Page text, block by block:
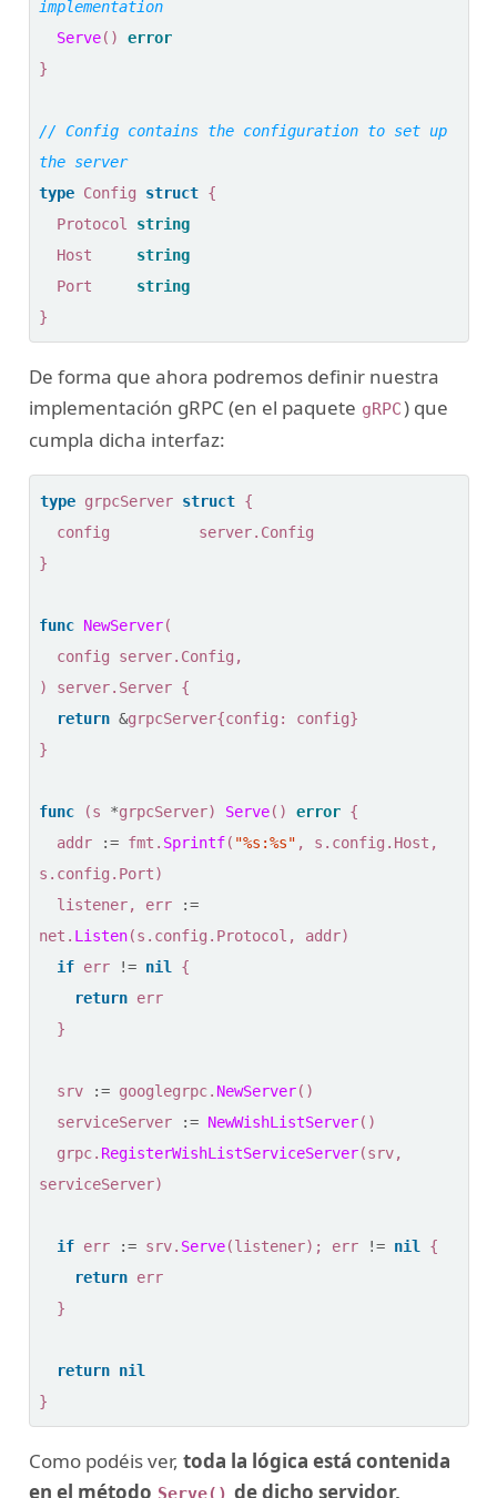
Serve()
error
}
// Config contains the configuration to set up
type Config struct {
Protocol
string
Host
string
Port
string
}
De forma que ahora podremos definir nuestra
implementación gRPC (en el paquete gRPC) que
cumpla dicha interfaz:
type grpcServer struct {
config
server. Config
}
func NewServer(
config
server. Config ,
)
server. Server {
return &grpcServer{config : config}
}
func (s *grpcServer) Serve() error {
addr
:= fmt . Sprintf( "%s:%s" , s . config . Host ,
s . config . Port)
listener, err
:=
net . Listen(s . config . Protocol , addr)
if err != nil {
return err
}
srv := googlegrpc. NewServer()
serviceServer
:= NewWishListServer()
grpc. RegisterWishListServiceServer(srv,
serviceServer)
if err := srv. Serve(listener); err != nil {
return err
}
return nil
}
Como podéis ver, toda la lógica está contenida
en el método Serve() de dicho servidor,